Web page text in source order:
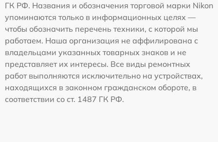
ГК РФ. Названия и обозначения торговой марки Nikon
упоминаются только в информационных целях —
чтобы обозначить перечень техники, с которой мы
работаем. Наша организация не аффилирована с
владельцами указанных товарных знаков и не
представляет их интересы. Все виды ремонтных
работ выполняются исключительно на устройствах,
находящихся в законном гражданском обороте, в
соответствии со ст. 1487 ГК РФ.